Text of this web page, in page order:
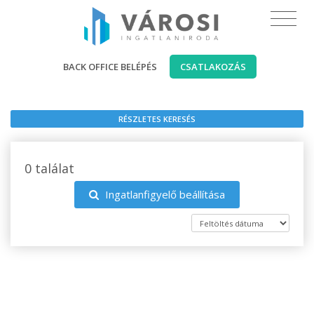
BACK OFFICE BELÉPÉS CSATLAKOZÁS
RÉSZLETES KERESÉS
0 találat
Ingatlanfigyelő beállítása